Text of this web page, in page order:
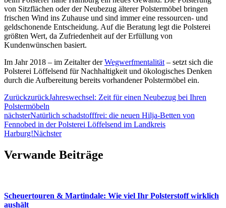
von Sitzflächen oder der Neubezug älterer Polstermöbel bringen
frischen Wind ins Zuhause und sind immer eine ressourcen- und
geldschonende Entscheidung. Auf die Beratung legt die Polsterei
größten Wert, da Zufriedenheit auf der Erfüllung von
Kundenwünschen basiert.
Im Jahr 2018 – im Zeitalter derWegwerfmentalität – setzt sich die
Polsterei Löffelsend für Nachhaltigkeit und ökologisches Denken
durch die Aufbereitung bereits vorhandener Polstermöbel ein.
ZurückzurückJahreswechsel: Zeit für einen Neubezug bei Ihren
Polstermöbeln
nächsterNatürlich schadstofffrei: die neuen Hilja-Betten von
Fennobed in der Polsterei Löffelsend im Landkreis
Harburg!Nächster
Verwande Beiträge
Scheuertouren & Martindale: Wie viel Ihr Polsterstoff wirklich
aushält